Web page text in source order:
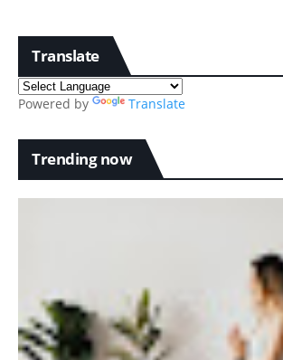
Translate
Powered by Translate
Trending now